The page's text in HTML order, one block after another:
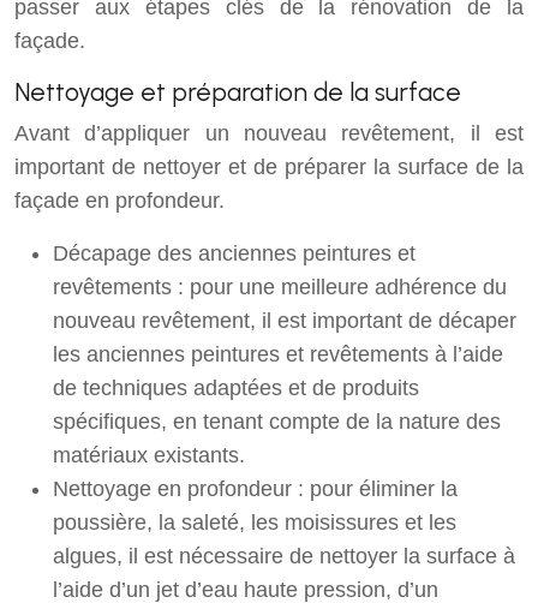
passer aux étapes clés de la rénovation de la
façade.
Nettoyage et préparation de la surface
Avant d’appliquer un nouveau revêtement, il est
important de nettoyer et de préparer la surface de la
façade en profondeur.
Décapage des anciennes peintures et
revêtements : pour une meilleure adhérence du
nouveau revêtement, il est important de décaper
les anciennes peintures et revêtements à l’aide
de techniques adaptées et de produits
spécifiques, en tenant compte de la nature des
matériaux existants.
Nettoyage en profondeur : pour éliminer la
poussière, la saleté, les moisissures et les
algues, il est nécessaire de nettoyer la surface à
l’aide d’un jet d’eau haute pression, d’un